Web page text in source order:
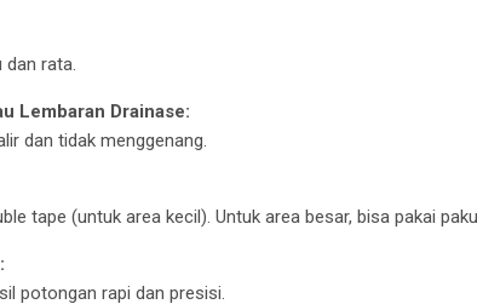
dan rata.
Lembaran Drainase:
dan tidak menggenang.
tape (untuk area kecil). Untuk area besar, bisa pakai
potongan rapi dan presisi.